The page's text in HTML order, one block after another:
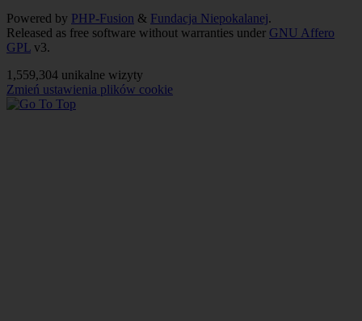
Powered by PHP-Fusion & Fundacja Niepokalanej.
Released as free software without warranties under GNU Affero
GPL v3.
1,559,304 unikalne wizyty
Zmień ustawienia plików cookie